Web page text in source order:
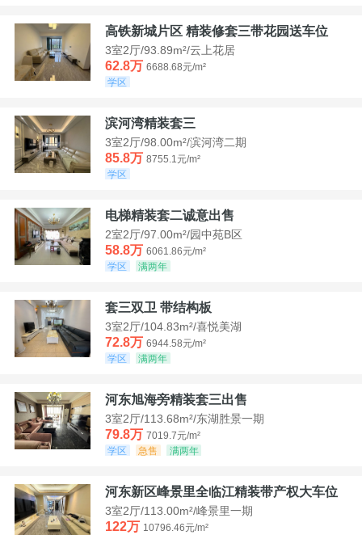
高铁新城片区 精装修套三带花园送车位
3室2厅/93.89m²/云上花居
62.8万 6688.68元/m²
学区
滨河湾精装套三
3室2厅/98.00m²/滨河湾二期
85.8万 8755.1元/m²
学区
电梯精装套二诚意出售
2室2厅/97.00m²/园中苑B区
58.8万 6061.86元/m²
学区
满两年
套三双卫 带结构板
3室2厅/104.83m²/喜悦美湖
72.8万 6944.58元/m²
学区
满两年
河东旭海旁精装套三出售
3室2厅/113.68m²/东湖胜景一期
79.8万 7019.7元/m²
学区
急售 满两年
河东新区峰景里全临江精装带产权大车位
3室2厅/113.00m²/峰景里一期
122万 10796.46元/m²